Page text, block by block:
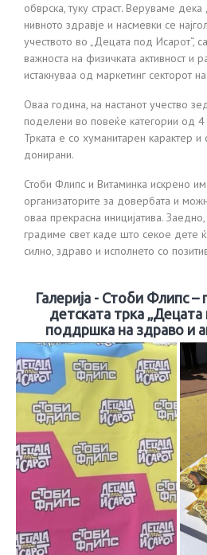
обврска, туку страст. Веруваме
нивното здравје и насмевки се
учеството во „Децата под Исарот“,
важноста на физичката активност и
истакнуваа од маркетинг секторот
Оваа година, на настанот учество
поделени во повеќе категории од
Трката е со хуманитарен карактер и
донирани.
Стоби Флипс и Витаминка искрено
организаторите за довербата и
оваа прекрасна иницијатива.
градиме свет каде што секое дете
силно, здраво и исполнето со
Галерија - Стоби Флипс –
детската трка
поддршка на здраво и